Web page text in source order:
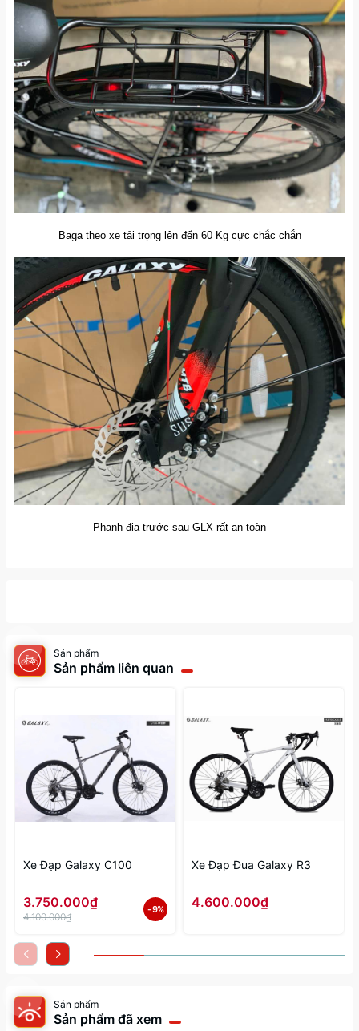
Baga theo xe tải trọng lên đến 60 Kg cực chắc chắn
Phanh đia trước sau GLX rất an toàn
Sản phẩm
Sản phẩm liên quan
Xe Đạp Galaxy C100
3.750.000₫
4.100.000₫
- 9%
Xe Đạp Đua Galaxy R3
4.600.000₫
Sản phẩm
Sản phẩm đã xem